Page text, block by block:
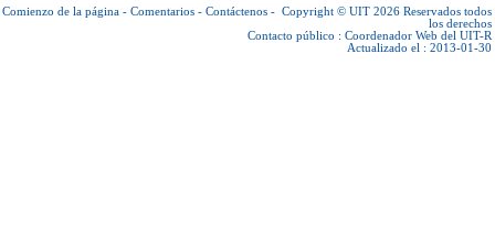
Comienzo de la página - Comentarios - Contáctenos - Copyright © UIT 2026 Reservados todos
los derechos
Contacto público : Coordenador Web del UIT-R
Actualizado el : 2013-01-30